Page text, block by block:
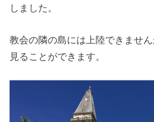
しました。
教会の隣の島には上陸できませ
見ることができます。